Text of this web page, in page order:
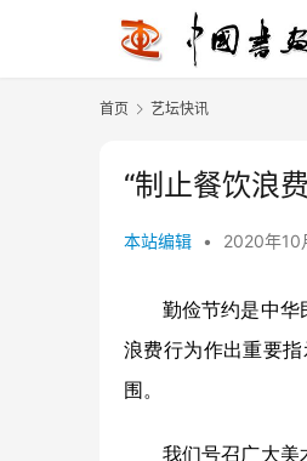
首页 艺坛快讯
“制止餐饮浪
本站编辑 • 2020年10
勤俭节约是中华
浪费行为作出重要
围。
我们号召广大美